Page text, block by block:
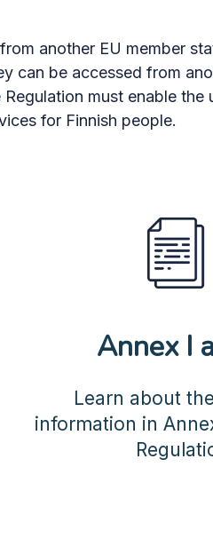
another EU member
can be accessed from
must enable the
for Finnish people.
Annex I
Learn about
information in